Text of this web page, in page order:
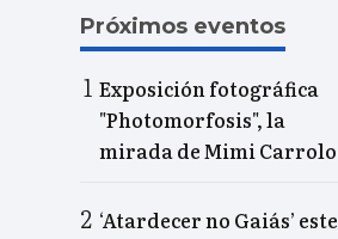
Próximos eventos
Exposición fotográfica
"Photomorfosis", la
mirada de Mimi Carrolo
‘Atardecer no Gaiás’ este